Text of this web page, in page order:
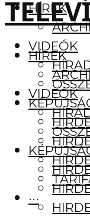
HÍREK
VIDEÓK
···
HÍREK
VIDEÓK